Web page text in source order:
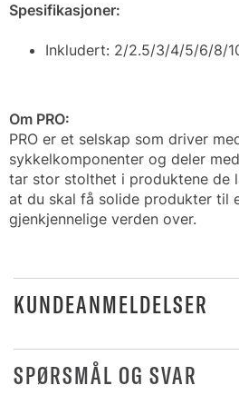
Spesifikasjoner:
Inkludert: 2/2.5/3/4/5/6/8/
Om PRO:
PRO er et selskap som driver
sykkelkomponenter og deler
tar stor stolthet i produktene de
at du skal få solide produkter til
gjenkjennelige verden over.
KUNDEANMELDELSER
SPØRSMÅL OG SVAR